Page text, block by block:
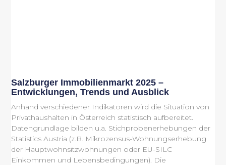
Salzburger Immobilienmarkt 2025 –
Entwicklungen, Trends und Ausblick
Anhand verschiedener Indikatoren wird die Situation von
Privathaushalten in Österreich statistisch aufbereitet.
Datengrundlage bilden u.a. Stichprobenerhebungen der
Statistics Austria (z.B. Mikrozensus-Wohnungserhebung
der Hauptwohnsitzwohnungen oder EU-SILC
Einkommen und Lebensbedingungen). Die